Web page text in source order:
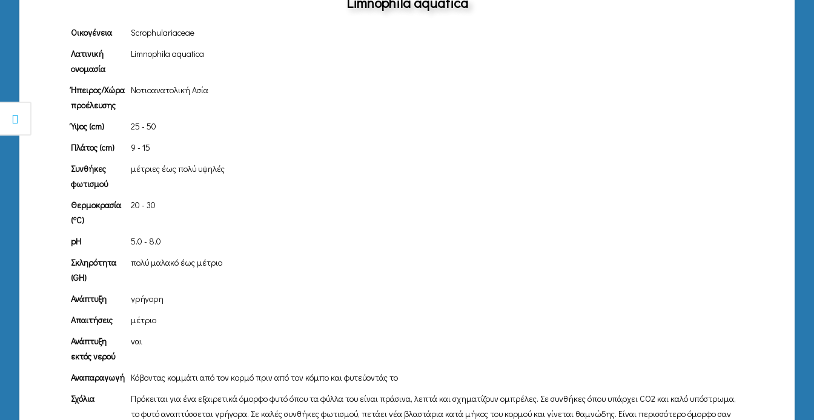
Οικογένεια
Scrophulariaceae
Λατινική
ονομασία
Limnophila aquatica
Ήπειρος/Χώρα
προέλευσης
Nοτιοανατολική Ασία
Ύψος (cm)
25 - 50
Πλάτος (cm)
9 - 15
Συνθήκες
φωτισμού
μέτριες έως πολύ υψηλές
Θερμοκρασία
(oC)
20 - 30
pH
5.0 - 8.0
Σκληρότητα
(GH)
πολύ μαλακό έως μέτριο
Ανάπτυξη
γρήγορη
Απαιτήσεις
μέτριο
Ανάπτυξη
εκτός νερού
ναι
Αναπαραγωγή Κόβοντας κομμάτι από τον κορμό πριν από τον κόμπο και φυτεύοντάς το
Σχόλια
Πρόκειται για ένα εξαιρετικά όμορφο φυτό όπου τα φύλλα του είναι πράσινα, λεπτά και σχηματίζουν ομπρέλες. Σε συνθήκες όπου υπάρχει CO2 και καλό υπόστρωμα,
το φυτό αναπτύσσεται γρήγορα. Σε καλές συνθήκες φωτισμού, πετάει νέα βλαστάρια κατά μήκος του κορμού και γίνεται θαμνώδης. Είναι περισσότερο όμορφο σαν